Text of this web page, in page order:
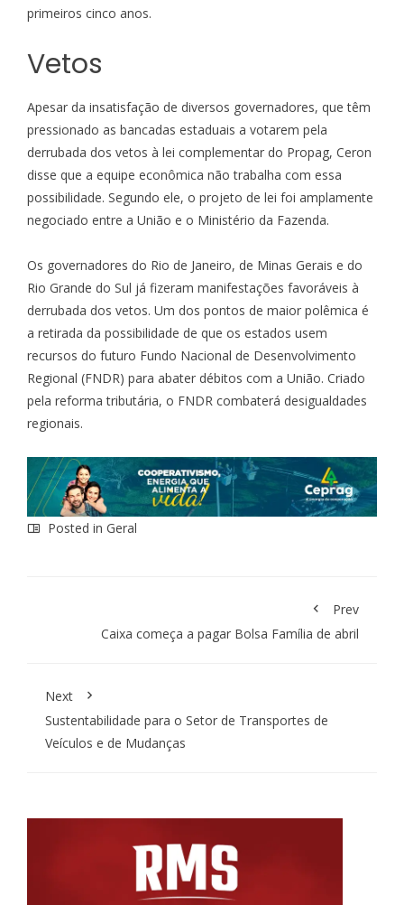
primeiros cinco anos.
Vetos
Apesar da insatisfação de diversos governadores, que têm
pressionado as bancadas estaduais a votarem pela
derrubada dos vetos à lei complementar do Propag, Ceron
disse que a equipe econômica não trabalha com essa
possibilidade. Segundo ele, o projeto de lei foi amplamente
negociado entre a União e o Ministério da Fazenda.
Os governadores do Rio de Janeiro, de Minas Gerais e do
Rio Grande do Sul já fizeram manifestações favoráveis à
derrubada dos vetos. Um dos pontos de maior polêmica é
a retirada da possibilidade de que os estados usem
recursos do futuro Fundo Nacional de Desenvolvimento
Regional (FNDR) para abater débitos com a União. Criado
pela reforma tributária, o FNDR combaterá desigualdades
regionais.
Posted in Geral
Prev
Caixa começa a pagar Bolsa Família de abril
Next
Sustentabilidade para o Setor de Transportes de
Veículos e de Mudanças